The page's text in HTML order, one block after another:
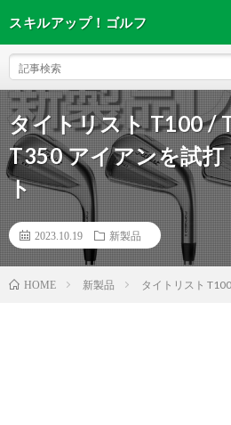
スキルアップ！ゴルフ
タイトリスト T100 /
T350 アイアンを試打
ト
2023.10.19 新製品
HOME 新製品 タイトリスト